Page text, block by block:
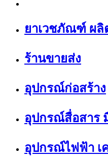
ยาเวชภัณฑ์ ผ
ร้านขายส่ง
อุปกรณ์ก่อสร้าง
อุปกรณ์สื่อสาร
อุปกรณ์ไฟฟ้า เ